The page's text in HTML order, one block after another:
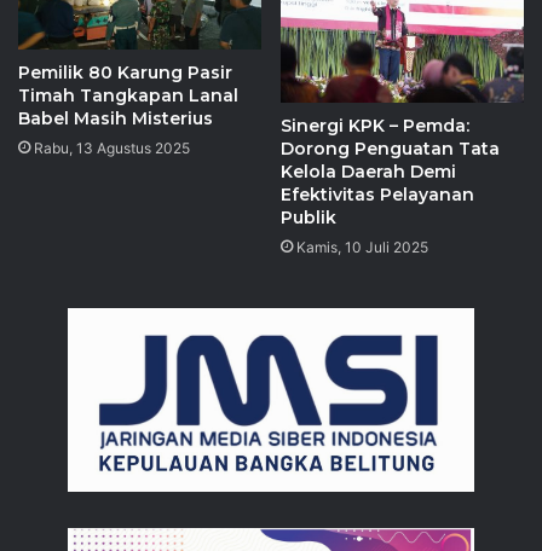
Pemilik 80 Karung Pasir
Timah Tangkapan Lanal
Babel Masih Misterius
Rabu, 13 Agustus 2025
Sinergi KPK – Pemda:
Dorong Penguatan Tata
Kelola Daerah Demi
Efektivitas Pelayanan
Publik
Kamis, 10 Juli 2025